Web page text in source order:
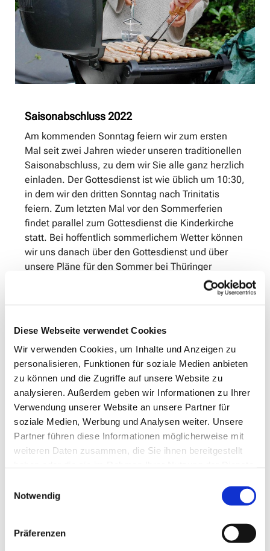
Diese Webseite verwendet Cookies
Wir verwenden Cookies, um Inhalte und Anzeigen zu
personalisieren, Funktionen für soziale Medien anbieten
zu können und die Zugriffe auf unsere Website zu
analysieren. Außerdem geben wir Informationen zu Ihrer
Verwendung unserer Website an unsere Partner für
soziale Medien, Werbung und Analysen weiter. Unsere
Partner führen diese Informationen möglicherweise mit
weiteren Daten zusammen, die Sie ihnen bereitgestellt
Notwendig
Präferenzen
Saisonabschluss 2022
Am kommenden Sonntag feiern wir zum ersten
Mal seit zwei Jahren wieder unseren traditionellen
Saisonabschluss, zu dem wir Sie alle ganz herzlich
einladen. Der Gottesdienst ist wie üblich um 10:30,
in dem wir den dritten Sonntag nach Trinitatis
feiern. Zum letzten Mal vor den Sommerferien
findet parallel zum Gottesdienst die Kinderkirche
statt. Bei hoffentlich sommerlichem Wetter können
wir uns danach über den Gottesdienst und über
unsere Pläne für den Sommer bei Thüringer
Bratwürstchen und Kartoffelsalat austauschen.
Nach guter alter Tradition wollen wir gerne wieder
Coronazeit auch immer in die Sommerferien
gegangen sind. Kartoffelsalate stehen schon auf
der Liste. Sie können nach Herzenslust selber
entscheiden, ob Sie etwas Herzhaftes, oder etwas
Süßes oder auch Kuchen mitbringen wollen.
Außerdem können Sie auch noch im Kleidermarkt
stöbern.